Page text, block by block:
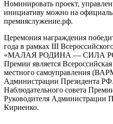
Номинировать проект,
инициативу можно на
премияслужение.рф.
Церемония награждения
года в рамках III
«МАЛАЯ РОДИНА — СИЛА
Премии является
местного самоуправления
Администрации Президента
Наблюдательного совета
Руководителя Администрации
Кириенко.